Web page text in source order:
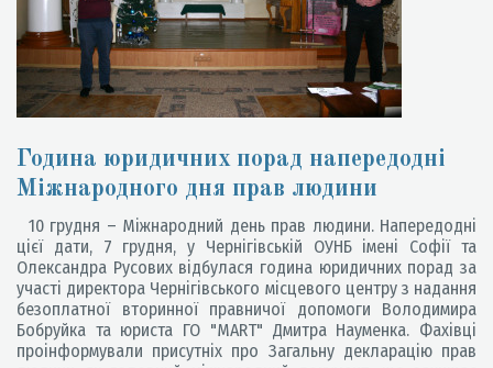
Година юридичних порад напередодні
Міжнародного дня прав людини
10 грудня – Міжнародний день прав людини. Напередодні
цієї дати, 7 грудня, у Чернігівській ОУНБ імені Софії та
Олександра Русових відбулася година юридичних порад за
участі директора Чернігівського місцевого центру з надання
безоплатної вторинної правничої допомоги Володимира
Бобруйка та юриста ГО "МАRТ" Дмитра Науменка. Фахівці
проінформували присутніх про Загальну декларацію прав